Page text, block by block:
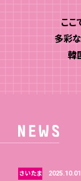
ここ
多彩
韓
さいたま 2025.10.01